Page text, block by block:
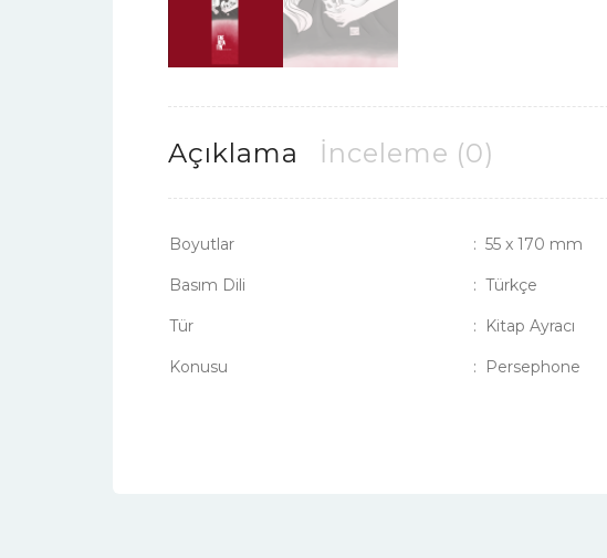
Açıklama İnceleme (0)
Boyutlar : 55 x 170 mm
Basım Dili : Türkçe
Tür : Kitap Ayracı
Konusu : Persephone